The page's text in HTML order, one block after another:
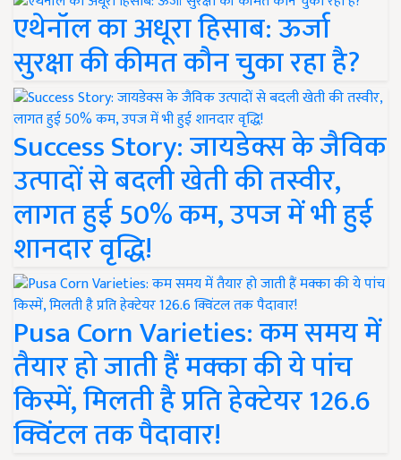
एथेनॉल का अधूरा हिसाब: ऊर्जा
सुरक्षा की कीमत कौन चुका रहा है?
Success Story: जायडेक्स के जैविक
उत्पादों से बदली खेती की तस्वीर,
लागत हुई 50% कम, उपज में भी हुई
शानदार वृद्धि!
Pusa Corn Varieties: कम समय में
तैयार हो जाती हैं मक्का की ये पांच
किस्में, मिलती है प्रति हेक्टेयर 126.6
क्विंटल तक पैदावार!